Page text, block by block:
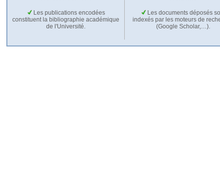
Les publications encodées
constituent la bibliographie académique
de l'Université.
Les documents déposés
indexés par les moteurs de
(Google Scholar,…).